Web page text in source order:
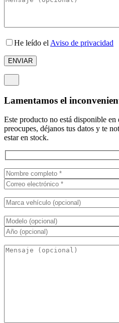
He leído el Aviso de privacidad
Lamentamos el
Este producto no está disponible en
preocupes, déjanos tus datos y te
estar en stock.